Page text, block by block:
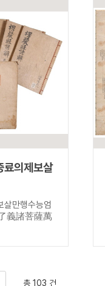
료의제보살
經 )
살만행수능엄
義諸菩薩萬
총 103 건